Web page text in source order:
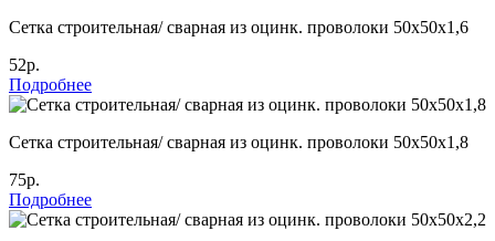
Сетка строительная/ сварная из оцинк. проволоки 50х50х1,6
52р.
Подробнее
Сетка строительная/ сварная из оцинк. проволоки 50х50х1,8
75р.
Подробнее